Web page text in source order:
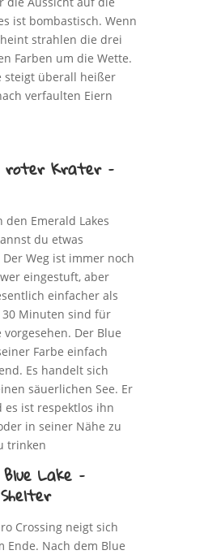
ist bombastisch. Wenn
strahlen die drei
Farben um die Wette.
steigt überall heißer
verfaulten Eiern
roter Krater –
den Emerald Lakes
du etwas
Weg ist immer noch
eingestuft, aber
einfacher als
30 Minuten sind für
vorgesehen. Der Blue
Farbe einfach
Es handelt sich
säuerlichen See. Er
es ist respektlos ihn
in seiner Nähe zu
trinken
Lake –
Crossing neigt sich
Ende. Nach dem Blue